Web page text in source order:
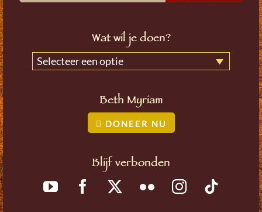
Wat wil je doen?
Selecteer een optie
Beth Myriam
DONEER NU
Blijf verbonden